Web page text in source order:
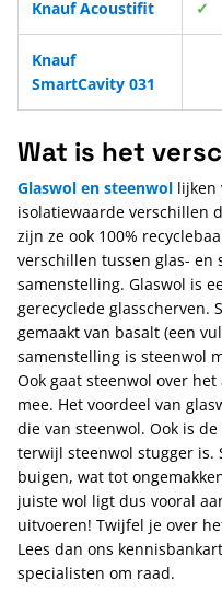
Knauf Acoustifit ✓
Knauf
SmartCavity 031
Wat is het
Glaswol en steenwol lijken
isolatiewaarde verschillen
zijn ze ook 100%
verschillen tussen glas- en
samenstelling. Glaswol is
gerecyclede glasscherven.
gemaakt van basalt (een
samenstelling is steenwol
Ook gaat steenwol over
mee. Het voordeel van
die van steenwol. Ook is
terwijl steenwol stugger is.
buigen, wat tot
juiste wol ligt dus vooral
uitvoeren! Twijfel je over
Lees dan ons
specialisten om raad.